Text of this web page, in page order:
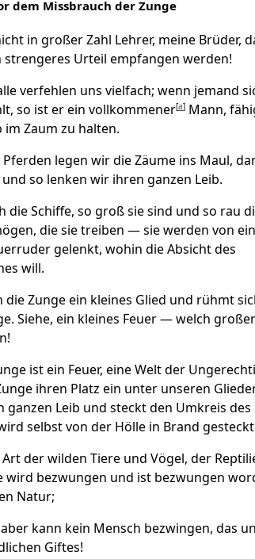
dem Missbrauch der Zunge
in großer Zahl Lehrer, meine Brüder,
strengeres Urteil empfangen werden!
verfehlen uns vielfach; wenn jemand
so ist er ein vollkommener[a] Mann,
im Zaum zu halten.
Pferden legen wir die Zäume ins Maul,
so lenken wir ihren ganzen Leib.
die Schiffe, so groß sie sind und so rau
die sie treiben — sie werden von
gelenkt, wohin die Absicht des
will.
die Zunge ein kleines Glied und rühmt
Siehe, ein kleines Feuer — welch
ist ein Feuer, eine Welt der
ihren Platz ein unter unseren
ganzen Leib und steckt den Umkreis des
selbst von der Hölle in Brand
der wilden Tiere und Vögel, der
wird bezwungen und ist bezwungen
Natur;
kann kein Mensch bezwingen, das
Giftes!